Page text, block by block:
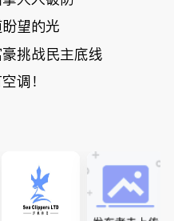
望的光
挑战民主底线
调！